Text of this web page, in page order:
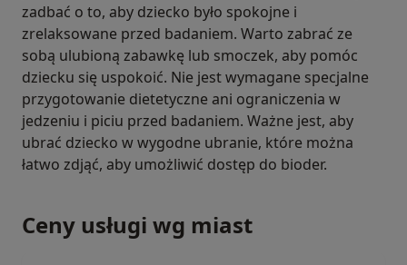
zadbać o to, aby dziecko było spokojne i
zrelaksowane przed badaniem. Warto zabrać ze
sobą ulubioną zabawkę lub smoczek, aby pomóc
dziecku się uspokoić. Nie jest wymagane specjalne
przygotowanie dietetyczne ani ograniczenia w
jedzeniu i piciu przed badaniem. Ważne jest, aby
ubrać dziecko w wygodne ubranie, które można
łatwo zdjąć, aby umożliwić dostęp do bioder.
Ceny usługi wg miast